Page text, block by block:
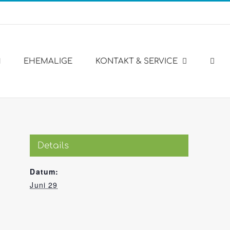
EHEMALIGE KONTAKT & SERVICE
Details
Datum:
Juni 29